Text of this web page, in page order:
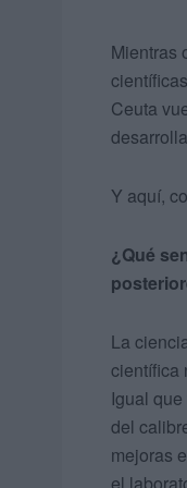
Mientras
Ceuta
Y aquí,
¿Qué
La
científica
Igual
del
mejoras